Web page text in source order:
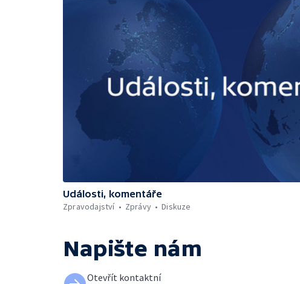
Události, komentáře
Zpravodajství
Zprávy Diskuze
Napište nám
Otevřít kontaktní